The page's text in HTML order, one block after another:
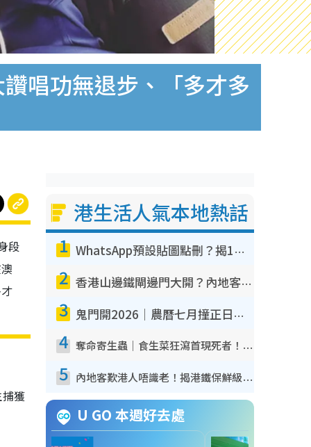
唱功無退步、「多才多
段
獲
港生活人氣本地熱話
1 WhatsApp預設貼圖點刪？揭1招「反向操作」還原簡潔介面 附3步實測教學
2 香港山邊鐵閘邊門大開？內地客困惑意義何在！網民神回覆：呢種叫法理性防禦
3 鬼門開2026｜農曆七月撞正日全食特別邪？專家警告切忌做一事！揭4大禁忌+2招保平安
4 奪命寄生蟲｜食生菜狂瀉首現死者！疫潮惡化錄1.8萬宗病例 揭洗菜3大謬誤
5 內地客歎港人唔識老！揭港鐵保鮮級冷氣 港人求放過：咪投訴
U GO 本週好去處